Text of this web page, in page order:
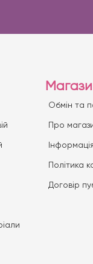
Обмін та
Про
Політика
Договір